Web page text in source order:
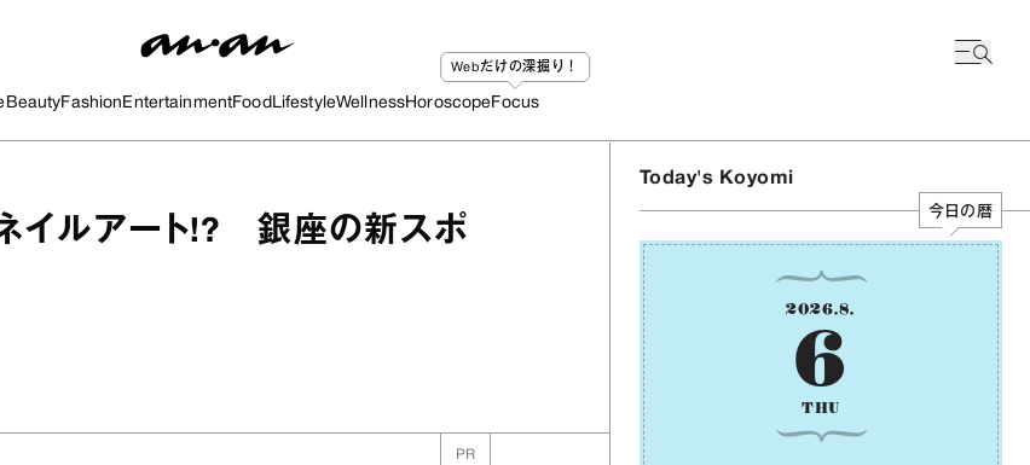
BeautyFashion EntertainmentFood LifestyleWellnessHoroscope
Webだけの深掘り！
Focus
イルアート!? 銀座の新スポ
PR
Today's Koyomi
今日の暦
2026.8.
6
THU